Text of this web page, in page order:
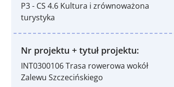
P3 - CS 4.6 Kultura i zrównoważona
turystyka
Nr projektu + tytuł projektu:
INT0300106 Trasa rowerowa wokół
Zalewu Szczecińskiego